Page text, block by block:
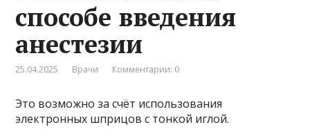
способе введения
анестезии
25.04.2025 Врачи Комментарии: 0
Это возможно за счёт использования
электронных шприцов с тонкой иглой.